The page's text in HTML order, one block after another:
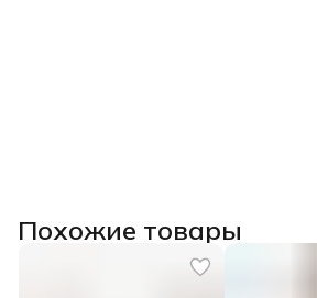
Похожие товары